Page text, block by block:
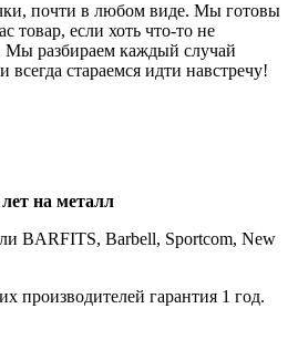
почти в любом виде. Мы готовы
товар, если хоть что-то не
Мы разбираем каждый случай
всегда стараемся идти навстречу!
на металл
BARFITS, Barbell, Sportcom, New
производителей гарантия 1 год.